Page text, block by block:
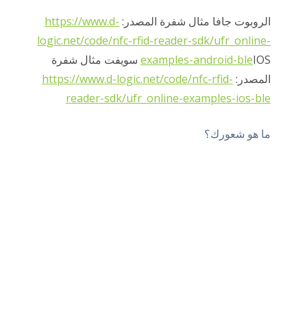
الروبوت جافا مثال شفرة المصدر: https://www.d-
logic.net/code/nfc-rfid-reader-sdk/ufr_online-
examples-android-ble IOS سويفت مثال شفرة
المصدر: https://www.d-logic.net/code/nfc-rfid-
reader-sdk/ufr_online-examples-ios-ble
ما هو شعورك؟